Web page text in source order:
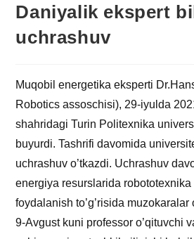
Daniyalik ekspert
uchrashuv
Muqobil energetika eksperti
Robotics assoschisi), 29-iyulda
shahridagi Turin Politexnika
buyurdi. Tashrifi davomida
uchrashuv o’tkazdi. Uchrashuv
energiya resurslarida
foydalanish to’g’risida muzokaralar
9-Avgust kuni professor o’qituvchi